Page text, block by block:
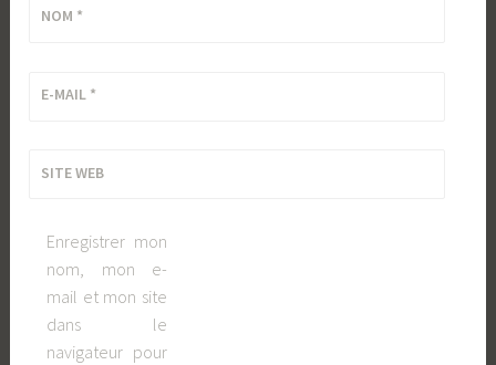
NOM *
E-MAIL *
SITE WEB
Enregistrer mon
nom, mon e-
mail et mon site
dans le
navigateur pour